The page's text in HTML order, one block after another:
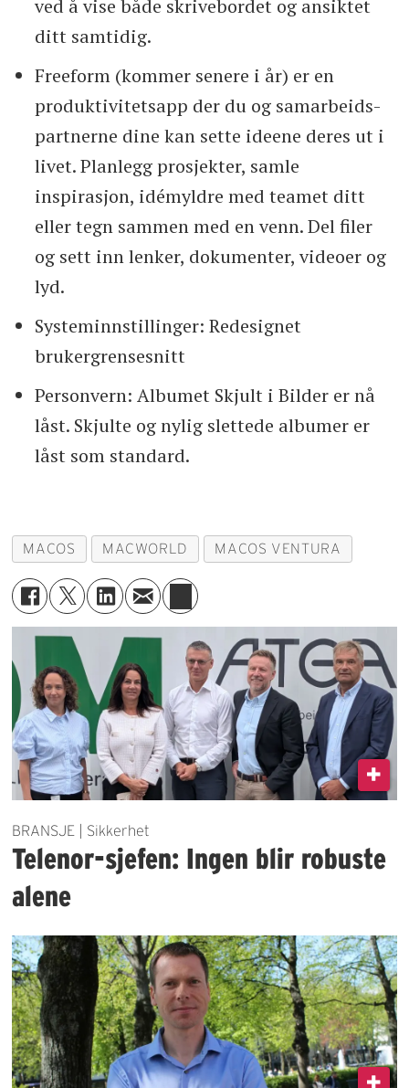
ved å vise både skrive­bordet og ansiktet
ditt sam­tidig.
Freeform (kommer senere i år) er en
produktivitets­app der du og samarbeids­
partnerne dine kan sette ideene deres ut i
livet. Planlegg prosjekter, samle
inspirasjon, idémyldre med teamet ditt
eller tegn sammen med en venn. Del filer
og sett inn lenker, dokumenter, videoer og
lyd.
Systeminnstillinger: Rede­signet
brukergrensesnitt
Personvern: Albumet Skjult i Bilder er nå
låst. Skjulte og nylig slettede albumer er
låst som standard.
MACOS MACWORLD MACOS VENTURA
BRANSJE | Sikkerhet
Telenor-sjefen: Ingen blir robuste
alene